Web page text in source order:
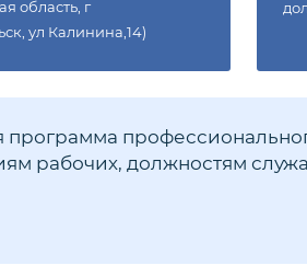
область, г
ул Калинина,14)
программа
рабочих, должностям